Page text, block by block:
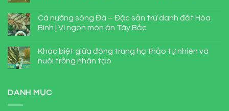
Cá nướng sông Đà – Đặc sản trứ danh đất Hòa
Bình | Vị ngon món ăn Tây Bắc
Khác biệt giữa đông trùng hạ thảo tự nhiên và
nuôi trồng nhân tạo
DANH MỤC